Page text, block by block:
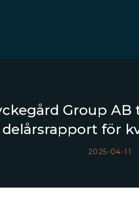
Group AB
delårsrapport för
2025-04-11